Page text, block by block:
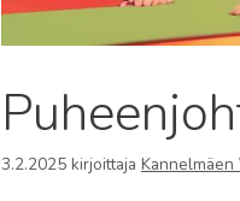
3.2.2025 kirjoittaja Kannelmäen